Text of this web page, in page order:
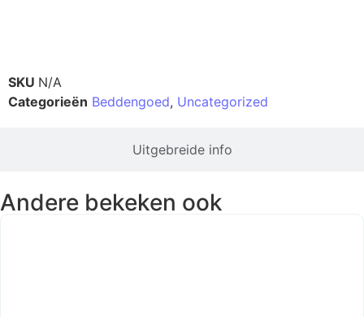
Uitgebreide info
SKU N/A
Categorieën Beddengoed, Uncategorized
Andere bekeken ook